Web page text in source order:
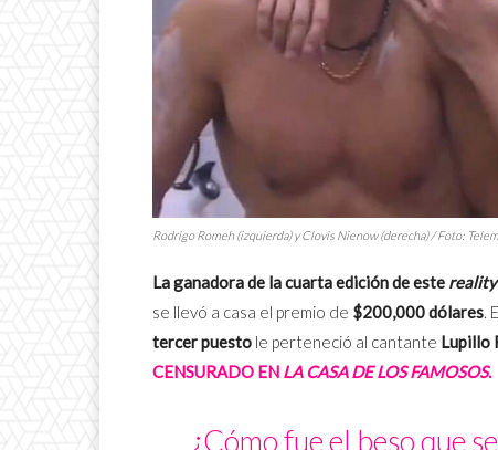
Rodrigo Romeh (izquierda) y Clovis Nienow (derecha) / Foto:
Laganadora de la cuarta edición de este
se llevó a casa el premio de $200,000 dólares.
tercer puesto le perteneció al cantante Lupillo
CENSURADO EN LA CASA DE LOS FAMOSOS.
¿Cómo fue el beso que